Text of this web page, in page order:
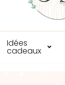
Idées
cadeaux